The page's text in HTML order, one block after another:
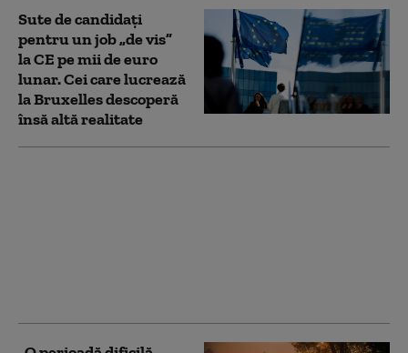
Sute de candidați
pentru un job „de vis”
la CE pe mii de euro
lunar. Cei care lucrează
la Bruxelles descoperă
însă altă realitate